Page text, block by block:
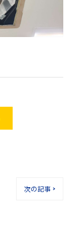
次の記事 >